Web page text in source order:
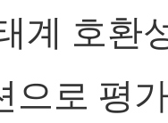
계 호환
으로 평